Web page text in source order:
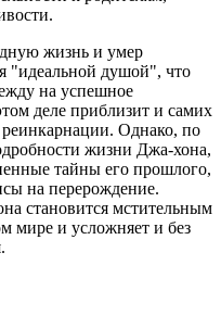
жизнь и умер
"идеальной душой", что
на успешное
деле приблизит и самих
Однако, по
жизни Джа-хона,
тайны его прошлого,
на перерождение.
становится мстительным
мире и усложняет и без